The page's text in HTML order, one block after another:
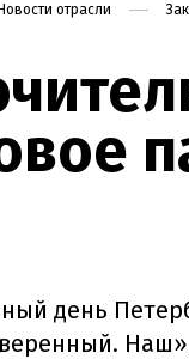
Новости отрасли
день